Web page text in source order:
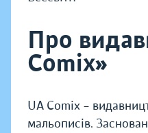
Про
Comix»
UA Comix –
мальописів.